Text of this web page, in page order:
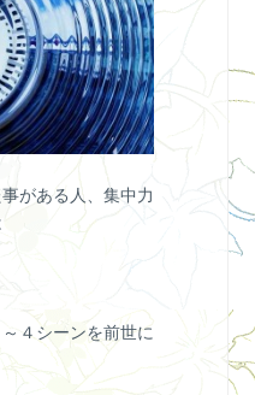
がある人、集中力
４シーンを前世に